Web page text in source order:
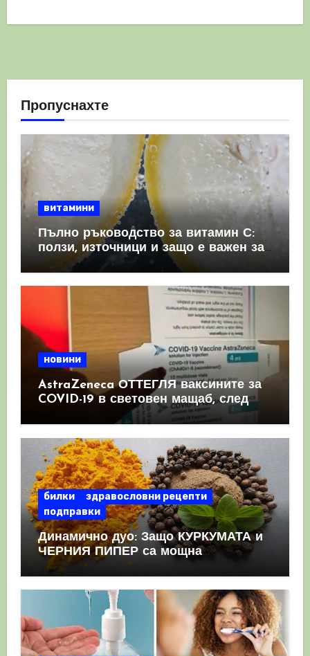
Пропуснахте
витамини
Пълно ръководство за витамин С:
ползи, източници и защо е важен за
имунната система
новини
AstraZeneca ОТТЕГЛЯ ваксините за
COVID-19 в световен мащаб, след
като призна, че те причиняват
билки
здравословни рецепти
подправки
Динамично дуо: Защо КУРКУМАТА и
ЧЕРНИЯ ПИПЕР са мощна
комбинация